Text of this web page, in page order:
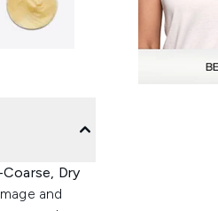
Dry
and